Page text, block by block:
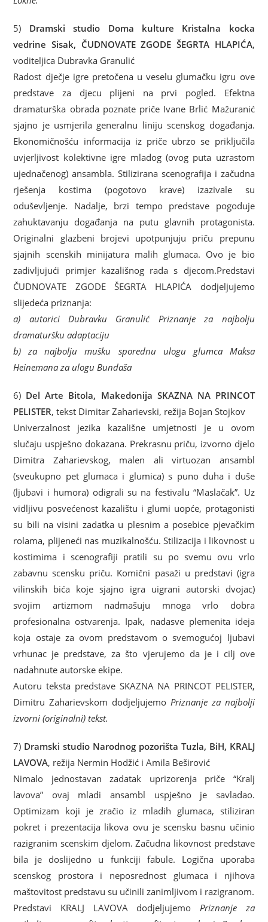
5) Dramski studio Doma kulture Kristalna kocka
vedrine Sisak, ČUDNOVATE ZGODE ŠEGRTA HLAPIĆA,
voditeljica Dubravka Granulić
Radost dječje igre pretočena u veselu glumačku igru ove
predstave za djecu plijeni na prvi pogled. Efektna
dramaturška obrada poznate priče Ivane Brlić Mažuranić
sjajno je usmjerila generalnu liniju scenskog događanja.
Ekonomičnošću informacija iz priče ubrzo se priključila
uvjerljivost kolektivne igre mladog (ovog puta uzrastom
ujednačenog) ansambla. Stilizirana scenografija i začudna
rješenja kostima (pogotovo krave) izazivale su
oduševljenje. Nadalje, brzi tempo predstave pogoduje
zahuktavanju događanja na putu glavnih protagonista.
Originalni glazbeni brojevi upotpunjuju priču prepunu
sjajnih scenskih minijatura malih glumaca. Ovo je bio
zadivljujući primjer kazališnog rada s djecom.Predstavi
ČUDNOVATE ZGODE ŠEGRTA HLAPIĆA dodjeljujemo
slijedeća priznanja:
a) autorici Dubravku Granulić Priznanje za najbolju
dramaturšku adaptaciju
b) za najbolju mušku sporednu ulogu glumca Maksa
Heinemana za ulogu Bundaša
6) Del Arte Bitola, Makedonija SKAZNA NA PRINCOT
PELISTER, tekst Dimitar Zaharievski, režija Bojan Stojkov
Univerzalnost jezika kazališne umjetnosti je u ovom
slučaju uspješno dokazana. Prekrasnu priču, izvorno djelo
Dimitra Zaharievskog, malen ali virtuozan ansambl
(sveukupno pet glumaca i glumica) s puno duha i duše
(ljubavi i humora) odigrali su na festivalu “Maslačak”. Uz
vidljivu posvećenost kazalištu i glumi uopće, protagonisti
su bili na visini zadatka u plesnim a posebice pjevačkim
rolama, plijeneći nas muzikalnošću. Stilizacija i likovnost u
kostimima i scenografiji pratili su po svemu ovu vrlo
zabavnu scensku priču. Komični pasaži u predstavi (igra
vilinskih bića koje sjajno igra uigrani autorski dvojac)
svojim artizmom nadmašuju mnoga vrlo dobra
profesionalna ostvarenja. Ipak, nadasve plemenita ideja
koja ostaje za ovom predstavom o svemogućoj ljubavi
vrhunac je predstave, za što vjerujemo da je i cilj ove
nadahnute autorske ekipe.
Autoru teksta predstave SKAZNA NA PRINCOT PELISTER,
Dimitru Zaharievskom dodjeljujemo Priznanje za najbolji
izvorni (originalni) tekst.
7) Dramski studio Narodnog pozorišta Tuzla, BiH, KRALJ
LAVOVA, režija Nermin Hodžić i Amila Beširović
Nimalo jednostavan zadatak uprizorenja priče “Kralj
lavova” ovaj mladi ansambl uspješno je savladao.
Optimizam koji je zračio iz mladih glumaca, stiliziran
pokret i prezentacija likova ovu je scensku basnu učinio
razigranim scenskim djelom. Začudna likovnost predstave
bila je doslijedno u funkciji fabule. Logična uporaba
scenskog prostora i neposrednost glumaca i njihova
maštovitost predstavu su učinili zanimljivom i razigranom.
Predstavi KRALJ LAVOVA dodjeljujemo Priznanje za